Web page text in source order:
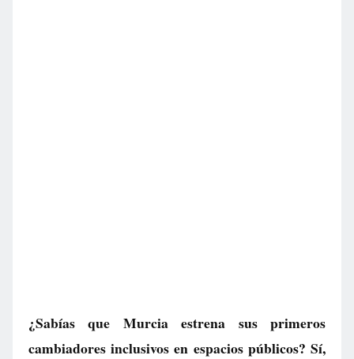
¿Sabías que Murcia estrena sus primeros
cambiadores inclusivos en espacios públicos? Sí,